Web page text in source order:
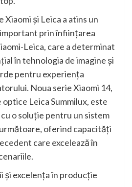
și Leica a atins un
prin înființarea
Leica, care a determinat
în tehnologia de imagine și
pentru experiența
Noua serie Xiaomi 14,
Leica Summilux, este
o soluție pentru un sistem
oferind capacități
care excelează în
și excelența în producție